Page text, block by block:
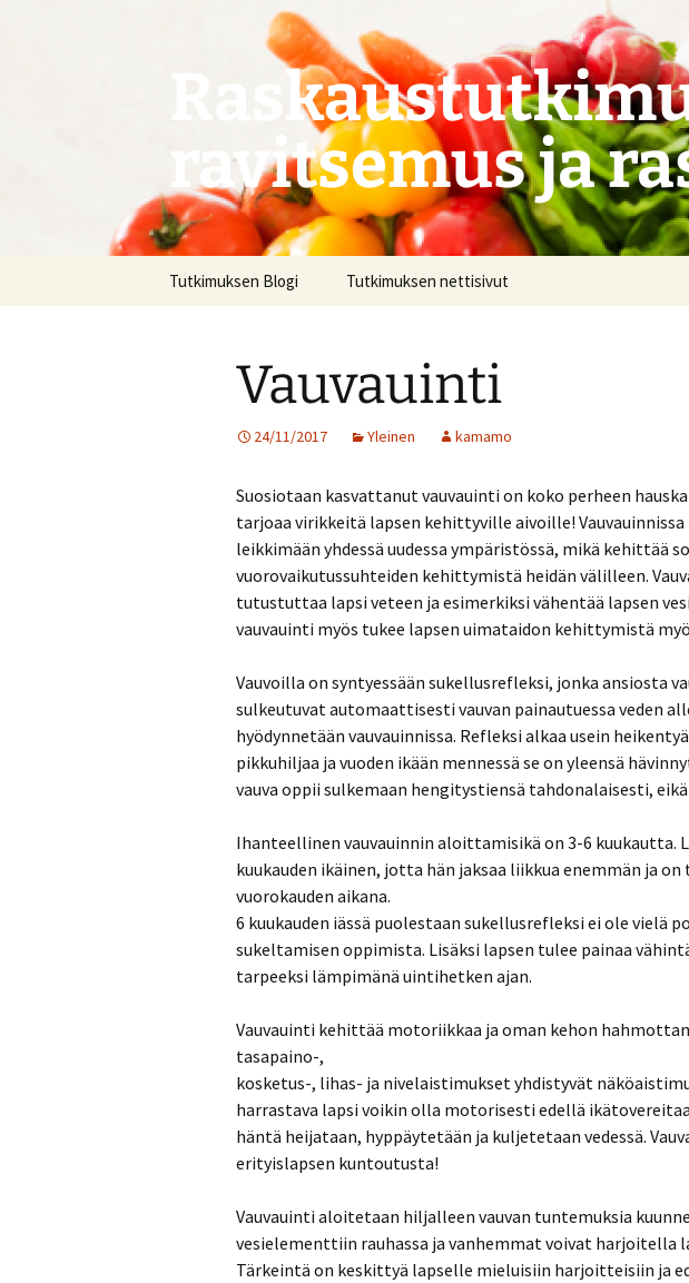
ravitsemus ja
Tutkimuksen Blogi Tutkimuksen nettisivut
Vauvauinti
24/11/2017 Yleinen kamamo
Suosiotaan kasvattanut vauvauinti on koko perheen
tarjoaa virikkeitä lapsen kehittyville aivoille! Vauvauinnissa
leikkimään yhdessä uudessa ympäristössä, mikä kehittää
vuorovaikutussuhteiden kehittymistä heidän välilleen.
tutustuttaa lapsi veteen ja esimerkiksi vähentää lapsen
vauvauinti myös tukee lapsen uimataidon kehittymistä
Vauvoilla on syntyessään sukellusrefleksi, jonka ansiosta
sulkeutuvat automaattisesti vauvan painautuessa veden
hyödynnetään vauvauinnissa. Refleksi alkaa usein
pikkuhiljaa ja vuoden ikään mennessä se on yleensä
vauva oppii sulkemaan hengitystiensä tahdonalaisesti,
Ihanteellinen vauvauinnin aloittamisikä on 3-6 kuukautta.
kuukauden ikäinen, jotta hän jaksaa liikkua enemmän ja
vuorokauden aikana.
6 kuukauden iässä puolestaan sukellusrefleksi ei ole vielä
sukeltamisen oppimista. Lisäksi lapsen tulee painaa
tarpeeksi lämpimänä uintihetken ajan.
Vauvauinti kehittää motoriikkaa ja oman kehon
tasapaino-,
kosketus-, lihas- ja nivelaistimukset yhdistyvät
harrastava lapsi voikin olla motorisesti edellä
häntä heijataan, hyppäytetään ja kuljetetaan vedessä.
erityislapsen kuntoutusta!
Vauvauinti aloitetaan hiljalleen vauvan tuntemuksia
vesielementtiin rauhassa ja vanhemmat voivat harjoitella
Tärkeintä on keskittyä lapselle mieluisiin harjoitteisiin ja